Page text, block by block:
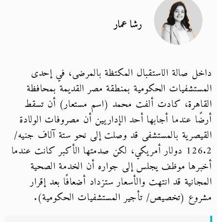
رشا عمار
داخل صالة الاستقبال المكتظة بالمرضى، في إحدى
المستشفيات الحكومية بمنطقة مصر القديمة بمحافظة
القاهرة، كادت ألفت محمد (اسم مستعار) أن تسقط
أرضًا عندما أجابها أحد الإداريين أن مصروفات الولادة
القيصرية بالمستشفى قد وصلت إلى نحو ستة آلاف جنيه/
126.2 دولار أمريكي، لكن صدمتها الأكبر كانت عندما
أخبرها موظف يجلس إلى جواره أن الخدمة الصحية
المجانية قد انتهت والأسعار ستزداد أضعافًا بعد إقرار
مشروع (تخصيص/ تأجير المستشفيات الحكومية).